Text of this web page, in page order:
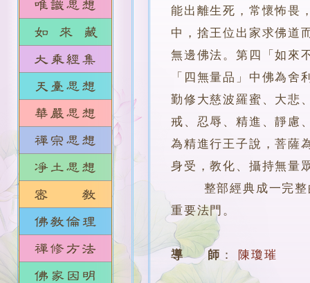
能出離生死，常懷怖畏
中，捨王位出家求佛道
無邊佛法。第四「如來
「四無量品」中佛為
勤修大慈波羅蜜、大悲
戒、忍辱、精進、靜慮
為精進行王子說，菩薩
身受，教化、攝持無量
整部經典成一完整的
重要法門。
導 師 ： 陳瓊璀